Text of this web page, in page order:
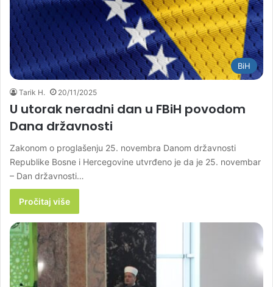
BiH
Tarik H. 20/11/2025
U utorak neradni dan u FBiH povodom
Dana državnosti
Zakonom o proglašenju 25. novembra Danom državnosti
Republike Bosne i Hercegovine utvrđeno je da je 25. novembar
– Dan državnosti…
Pročitaj više